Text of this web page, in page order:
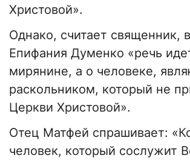
Христовой».
Однако, считает священник,
Епифания Думенко «речь
мирянине, а о человеке,
раскольником, который не
Церкви Христовой».
Отец Матфей спрашивает:
человек, который сослужит